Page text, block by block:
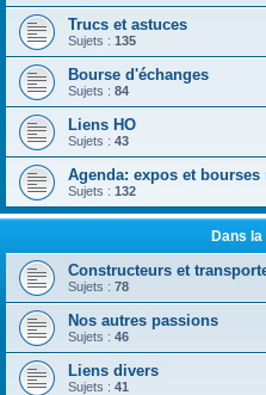
Trucs et astuces
Sujets : 135
Bourse d'échanges
Sujets : 84
Liens HO
Sujets : 43
Agenda: expos et
Sujets : 132
Dans
Constructeurs et
Sujets : 78
Nos autres passions
Sujets : 46
Liens divers
Sujets : 41